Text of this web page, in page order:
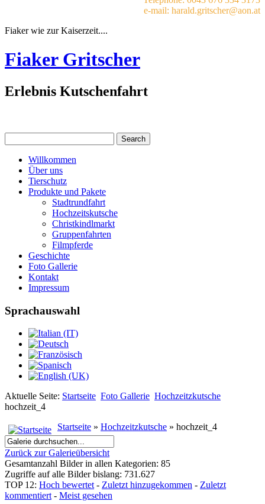
e-mail: harald.gritscher@aon.at
Fiaker wie zur Kaiserzeit....
Fiaker Gritscher
Erlebnis Kutschenfahrt
Willkommen
Über uns
Tierschutz
Produkte und Pakete
Stadtrundfahrt
Hochzeitskutsche
Christkindlmarkt
Gruppenfahrten
Filmpferde
Geschichte
Foto Gallerie
Kontakt
Impressum
Sprachauswahl
Aktuelle Seite: Startseite Foto Gallerie Hochzeitzkutsche
hochzeit_4
Startseite » Hochzeitzkutsche » hochzeit_4
Zurück zur Galerieübersicht
Gesamtanzahl Bilder in allen Kategorien: 85
Zugriffe auf alle Bilder bislang: 731.627
TOP 12: Hoch bewertet - Zuletzt hinzugekommen - Zuletzt
kommentiert - Meist gesehen